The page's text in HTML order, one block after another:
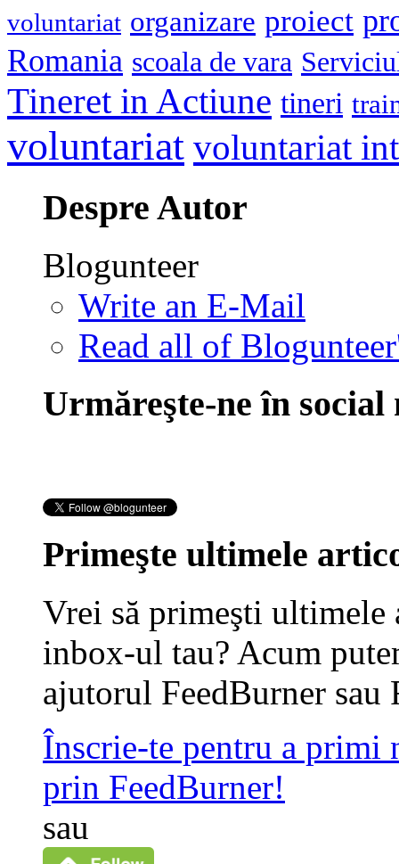
voluntariat organizare proiect
Romania scoala de vara
Tineret in Actiune tineri
voluntariat voluntariat
Despre Autor
Blogunteer
Write an E-Mail
Read all of
Urmăreşte-ne în social
Primeşte ultimele
Vrei să primeşti
inbox-ul tau? Acum
ajutorul FeedBurner sau
Înscrie-te pentru a primi
prin FeedBurner!
sau